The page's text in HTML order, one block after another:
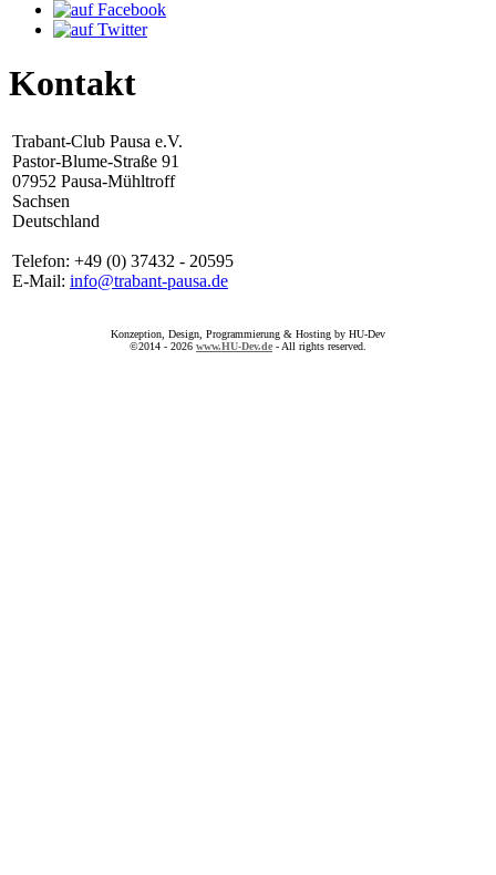
Kontakt
Trabant-Club Pausa e.V.
Pastor-Blume-Straße 91
07952 Pausa-Mühltroff
Sachsen
Deutschland
Telefon: +49 (0) 37432 - 20595
E-Mail: info@trabant-pausa.de
Konzeption, Design, Programmierung & Hosting by HU-Dev
©2014 - 2026 www.HU-Dev.de - All rights reserved.